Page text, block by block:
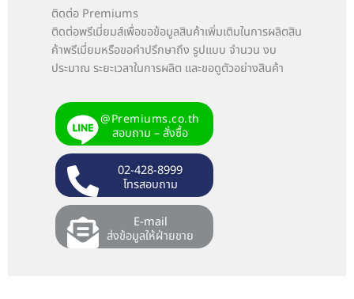
ติดต่อ Premiums
ติดต่อพรีเมี่ยมส์เพื่อขอข้อมูลสินค้าเพิ่มเติมในการผลิตสิน
ค้าพรีเมี่ยมหรือขอคำปรึกษาถึง รูปแบบ จำนวน งบ
ประมาณ ระยะเวลาในการผลิต และขอดูตัวอย่างสินค้า
@Premiums.co.th
สอบถาม – สั่งซื้อ
02-428-8999
โทรสอบถาม
E-mail
ส่งข้อมูลให้ฝ่ายขาย